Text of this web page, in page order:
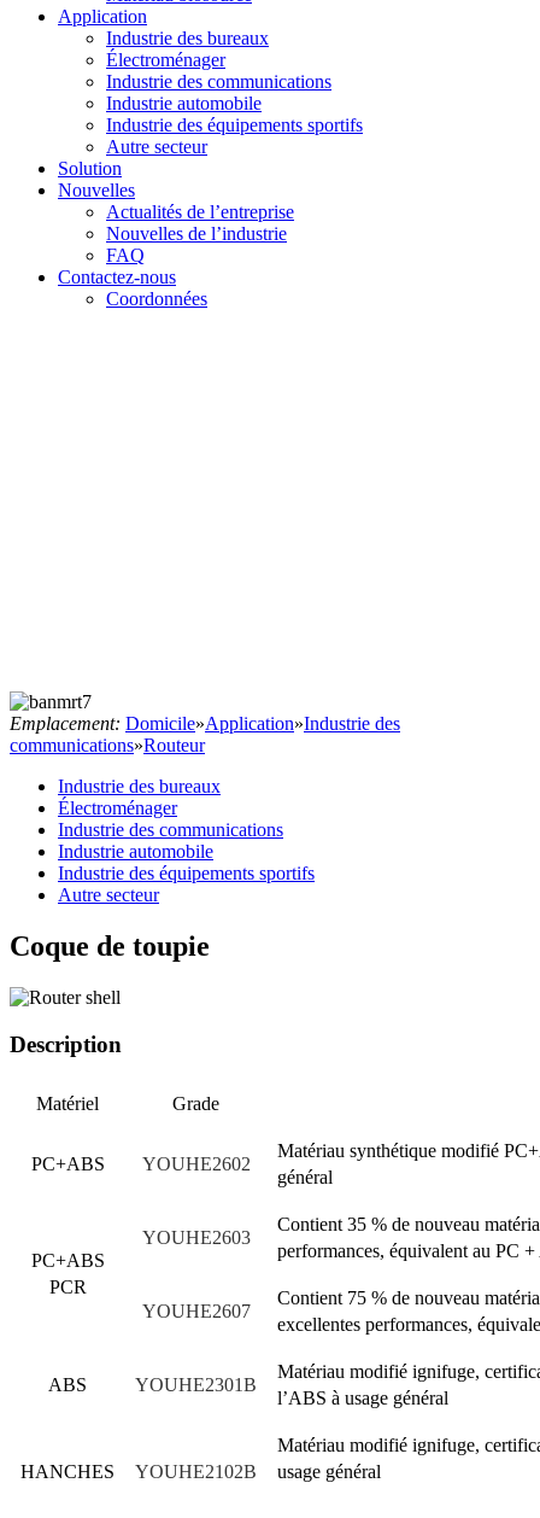
Application
Industrie des bureaux
Électroménager
Industrie des communications
Industrie automobile
Industrie des équipements sportifs
Autre secteur
Solution
Nouvelles
Actualités de l’entreprise
Nouvelles de l’industrie
FAQ
Contactez-nous
Coordonnées
Emplacement: Domicile»Application»Industrie des
communications»Routeur
Industrie des bureaux
Électroménager
Industrie des communications
Industrie automobile
Industrie des équipements sportifs
Autre secteur
Coque de toupie
Description
Matériel Grade
PC+ABS YOUHE2602
Matériau synthétique modifié
général
PC+ABS
PCR
YOUHE2603
Contient 35 % de nouveau
performances, équivalent au PC
YOUHE2607
Contient 75 % de nouveau
excellentes performances,
ABS YOUHE2301B
Matériau modifié ignifuge,
l’ABS à usage général
HANCHES YOUHE2102B
Matériau modifié ignifuge,
usage général